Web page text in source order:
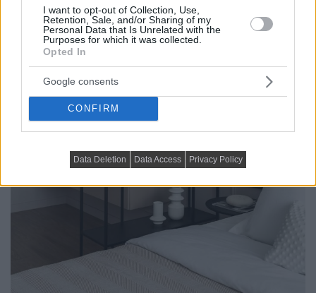
I want to opt-out of Collection, Use,
Retention, Sale, and/or Sharing of my
Personal Data that Is Unrelated with the
Purposes for which it was collected.
Opted In
Google consents
CONFIRM
Data Deletion Data Access Privacy Policy